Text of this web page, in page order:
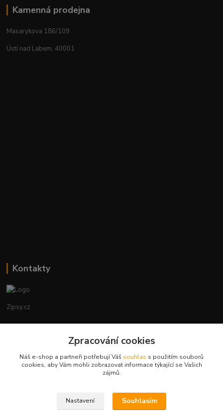
Kamenná prodejna
Masarykova 186/109
Ústí nad Labem, 40001
Kontakty
Zipsy.cz
+420774877333
obchod@zipsy.cz
Zpracování cookies
Náš e-shop a partneři potřebují Váš souhlas s použitím souborů
cookies, aby Vám mohli zobrazovat informace týkající se Vašich
zájmů.
Nastavení Souhlasím